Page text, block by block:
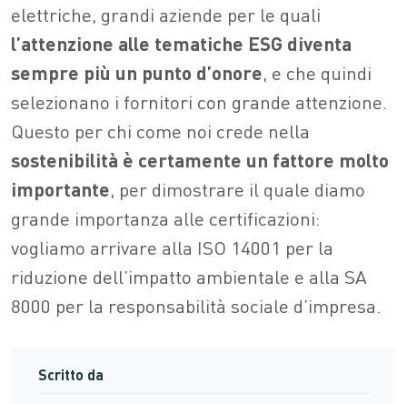
elettriche, grandi aziende per le quali
l’attenzione alle tematiche ESG diventa
sempre più un punto d’onore, e che quindi
selezionano i fornitori con grande attenzione.
Questo per chi come noi crede nella
sostenibilità è certamente un fattore molto
importante, per dimostrare il quale diamo
grande importanza alle certificazioni:
vogliamo arrivare alla ISO 14001 per la
riduzione dell’impatto ambientale e alla SA
8000 per la responsabilità sociale d’impresa.
Scritto da